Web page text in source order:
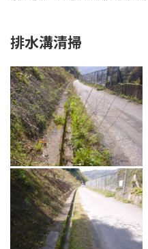
排水溝清掃